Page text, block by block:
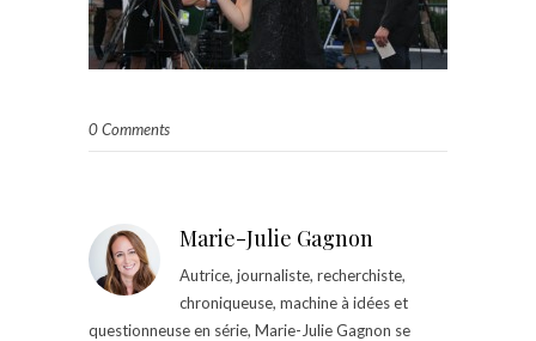
0 Comments
Marie-Julie Gagnon
Autrice, journaliste, recherchiste,
chroniqueuse, machine à idées et
questionneuse en série, Marie-Julie Gagnon se